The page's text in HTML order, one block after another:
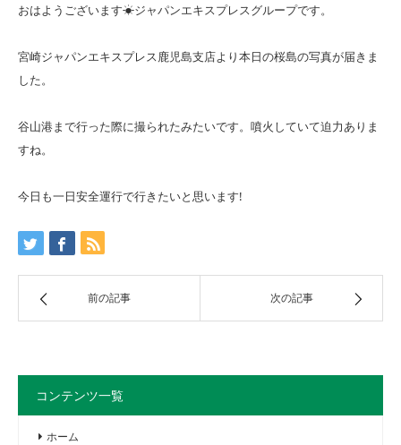
おはようございます☀ジャパンエキスプレスグループです。
宮崎ジャパンエキスプレス鹿児島支店より本日の桜島の写真が届きま
した。
谷山港まで行った際に撮られたみたいです。噴火していて迫力ありま
すね。
今日も一日安全運行で行きたいと思います!
前の記事 次の記事
コンテンツ一覧
ホーム